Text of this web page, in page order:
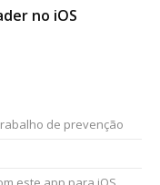
no iOS
de prevenção